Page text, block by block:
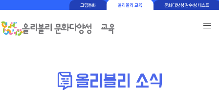
그림동화 올리볼리 교육 문화다양성 감수성 테스트